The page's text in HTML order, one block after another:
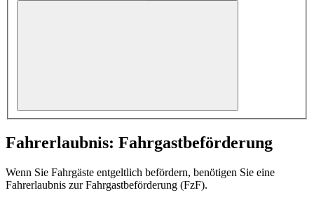
Fahrerlaubnis: Fahrgastbeförderung
Wenn Sie Fahrgäste entgeltlich befördern, benötigen Sie eine
Fahrerlaubnis zur Fahrgastbeförderung (FzF).